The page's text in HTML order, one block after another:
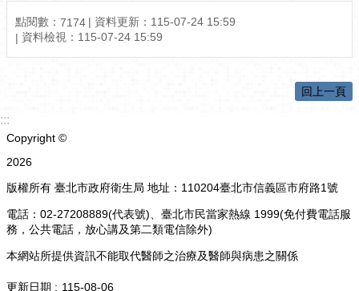
點閱數： 7174 資料更新： 115-07-24 15:59
資料檢視： 115-07-24 15:59
回上一頁
:::
Copyright ©
2026
版權所有 臺北市政府衛生局 地址：110204臺北市信義區市府路1號
電話：02-27208889(代表號)、臺北市民當家熱線 1999(免付費電話服
務，公共電話，放心講及第二類電信除外)
本網站所提供資訊不能取代醫師之治療及醫師與病患之關係
更新日期 115-08-06